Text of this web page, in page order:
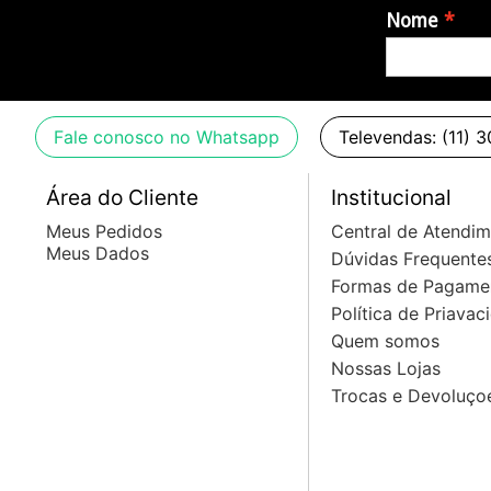
Imagens meramente ilustrativas.
Nome
Fale conosco no Whatsapp Televendas: (11)
Área do Cliente
Meus Pedidos
Meus Dados
Institucional
Central de
Dúvidas
Formas de
Política de
Quem somos
Nossas Lojas
Trocas e